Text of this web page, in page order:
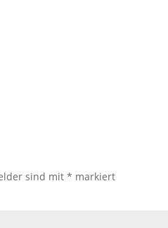
sind mit* markiert